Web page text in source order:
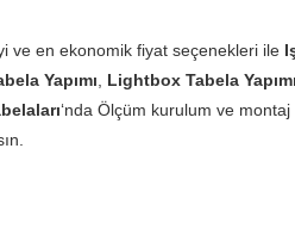
ve en ekonomik fiyat seçenekleri ile
Yapımı
Lightbox Tabela Yapımı
‘nda Ölçüm kurulum ve